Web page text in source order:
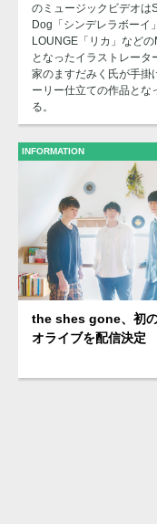
のミュージックビデオは
Dog「シンデレラボーイ
LOUNGE「リカ」などの
となったイラストレータ
家のますだみく氏が手掛
ーリー仕立ての作品とな
る。
INFORMATION
the shes gone、初
オライブを配信決定